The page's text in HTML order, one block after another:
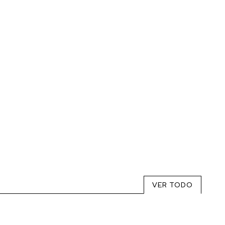
VER TODO